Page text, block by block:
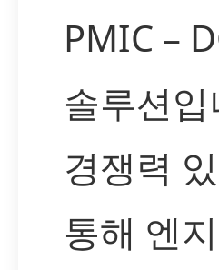
PMIC –
솔루션
경쟁력
통해 엔